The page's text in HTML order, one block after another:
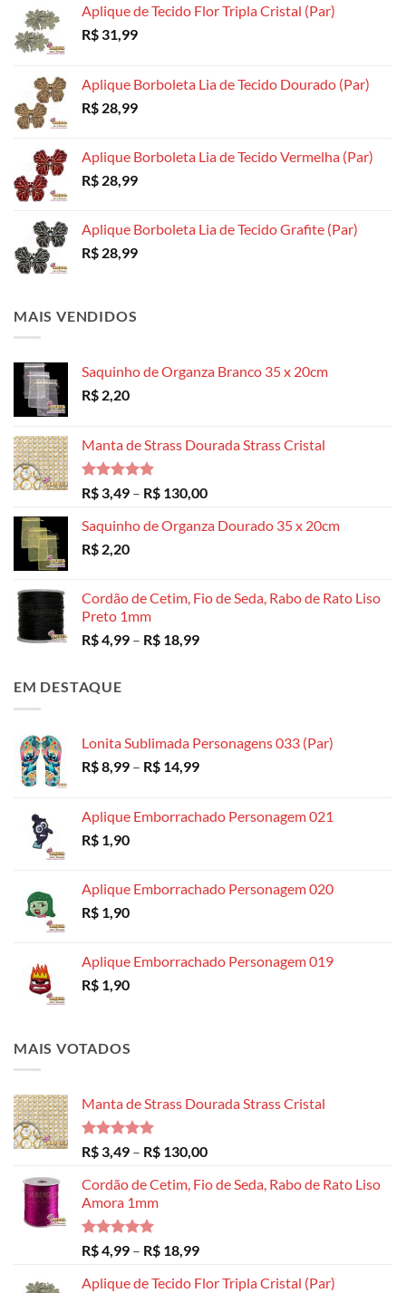
Aplique de Tecido Flor Tripla Cristal (Par)
R$ 31,99
Aplique Borboleta Lia de Tecido Dourado (Par)
R$ 28,99
Aplique Borboleta Lia de Tecido Vermelha (Par)
R$ 28,99
Aplique Borboleta Lia de Tecido Grafite (Par)
R$ 28,99
MAIS VENDIDOS
Saquinho de Organza Branco 35 x 20cm
R$ 2,20
Manta de Strass Dourada Strass Cristal
Avaliação
5.00
de 5
R$ 3,49 – R$ 130,00Faixa
preço:
Saquinho de Organza Dourado 35 x 20cm
R$ 2,20
Cordão de Cetim, Fio de Seda, Rabo de Rato Liso
Preto 1mm
R$4,99 – R$ 18,99Faixa
EM DESTAQUE
Lonita Sublimada Personagens 033 (Par)
R$8,99 – R$ 14,99Faixa
R$ 8,99
Aplique Emborrachado Personagem 021
R$ 1,90
Aplique Emborrachado Personagem 020
R$ 1,90
Aplique Emborrachado Personagem 019
R$ 1,90
MAIS VOTADOS
Manta de Strass Dourada Strass Cristal
Avaliação
5.00
de 5
R$ 3,49 – R$ 130,00Faixa
preço:
Cordão de Cetim, Fio de Seda, Rabo de Rato Liso
Amora 1mm
Avaliação
5.00
de 5
R$4,99 – R$ 18,99Faixa
preço:
Aplique de Tecido Flor Tripla Cristal (Par)